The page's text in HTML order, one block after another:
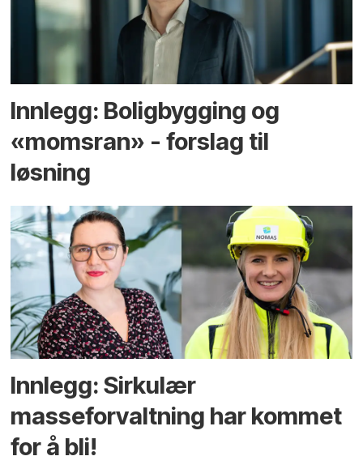
Innlegg: Boligbygging og
«momsran» - forslag til
løsning
Innlegg: Sirkulær
masseforvaltning har kommet
for å bli!